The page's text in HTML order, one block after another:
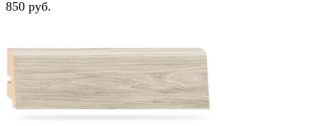
избранное сравнить
850 руб.